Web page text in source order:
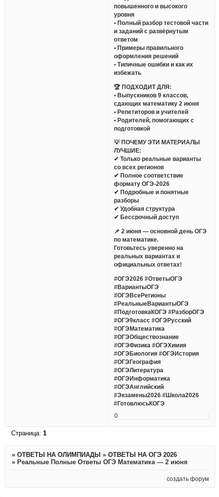
повышенного и высокого
уровня
• Полный разбор тестовой части
и заданий с развёрнутым
ответом
• Примеры правильного
оформления решений
• Типичные ошибки и как их
избежать
🏆 ПОДХОДИТ ДЛЯ:
• Выпускников 9 классов,
сдающих математику 2 июня
• Репетиторов и учителей
• Родителей, помогающих с
подготовкой
💡 ПОЧЕМУ ЭТИ МАТЕРИАЛЫ
ЛУЧШИЕ:
✔ Только реальные варианты
со всех регионов
✔ Полное соответствие
формату ОГЭ-2026
✔ Подробные и понятные
разборы
✔ Удобная структура
✔ Бессрочный доступ
📌 2 июня — основной день ОГЭ
по математике.
Готовьтесь уверенно на
реальных вариантах и
официальных ответах!
#ОГЭ2026 #ОтветыОГЭ
#ВариантыОГЭ
#ОГЭВсеРегионы
#РеальныеВариантыОГЭ
#ПодготовкаКОГЭ #РазборОГЭ
#ОГЭ9класс #ОГЭРусский
#ОГЭМатематика
#ОГЭОбществознание
#ОГЭФизика #ОГЭХимия
#ОГЭБиология #ОГЭИстория
#ОГЭГеография
#ОГЭЛитература
#ОГЭИнформатика
#ОГЭАнглийский
#Экзамены2026 #Школа2026
#ГотовлюсьКОГЭ
0
Страница: 1
» ОТВЕТЫ НА ОЛИМПИАДЫ » ОТВЕТЫ НА ОГЭ 2026
» Реальные Полные Ответы ОГЭ Математика — 2 июня
создать форум